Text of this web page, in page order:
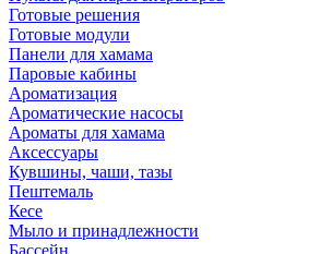
Готовые решения
Готовые модули
Панели для хамама
Паровые кабины
Ароматизация
Ароматические насосы
Ароматы для хамама
Аксессуары
Кувшины, чаши, тазы
Пештемаль
Кесе
Мыло и принадлежности
Бассейн